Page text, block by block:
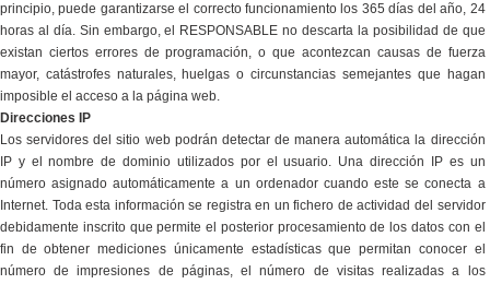
principio, puede garantizarse el correcto funcionamiento los 365 días del año, 24
horas al día. Sin embargo, el RESPONSABLE no descarta la posibilidad de que
existan ciertos errores de programación, o que acontezcan causas de fuerza
mayor, catástrofes naturales, huelgas o circunstancias semejantes que hagan
imposible el acceso a la página web.
Direcciones IP
Los servidores del sitio web podrán detectar de manera automática la dirección
IP y el nombre de dominio utilizados por el usuario. Una dirección IP es un
número asignado automáticamente a un ordenador cuando este se conecta a
Internet. Toda esta información se registra en un fichero de actividad del servidor
debidamente inscrito que permite el posterior procesamiento de los datos con el
fin de obtener mediciones únicamente estadísticas que permitan conocer el
número de impresiones de páginas, el número de visitas realizadas a los